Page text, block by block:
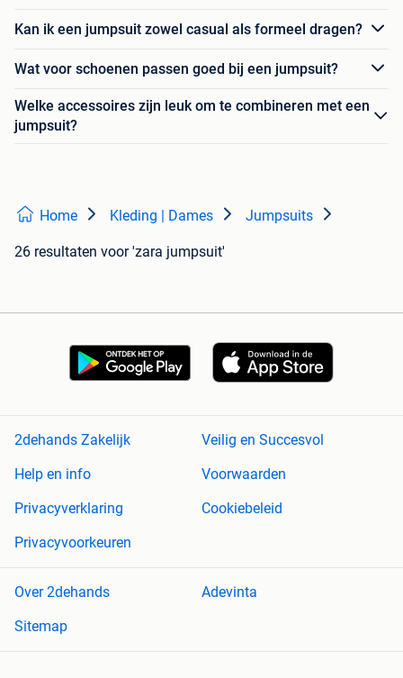
Kan ik een jumpsuit zowel casual als formeel dragen?
Wat voor schoenen passen goed bij een jumpsuit?
Welke accessoires zijn leuk om te combineren met een
jumpsuit?
Home Kleding | Dames Jumpsuits
26 resultaten voor 'zara jumpsuit'
2dehands Zakelijk
Veilig en Succesvol
Help en info
Voorwaarden
Privacyverklaring
Cookiebeleid
Privacyvoorkeuren
Over 2dehands
Adevinta
Sitemap